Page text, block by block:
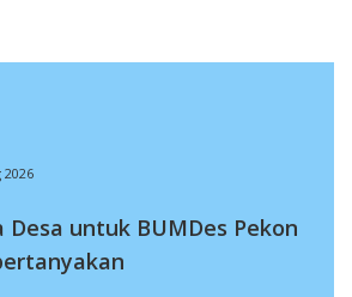
2026
Desa untuk BUMDes Pekon